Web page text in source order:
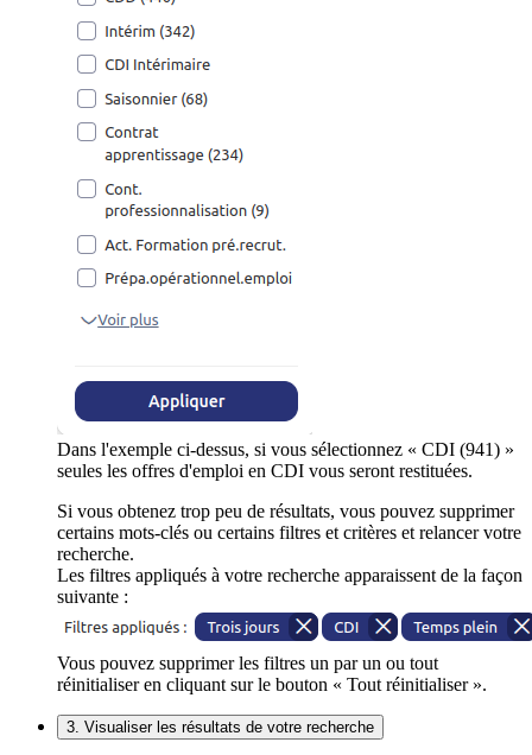
Dans l'exemple ci-dessus, si vous sélectionnez « CDI (941) »
seules les offres d'emploi en CDI vous seront restituées.
Si vous obtenez trop peu de résultats, vous pouvez supprimer
certains mots-clés ou certains filtres et critères et relancer votre
recherche.
Les filtres appliqués à votre recherche apparaissent de la façon
suivante :
Vous pouvez supprimer les filtres un par un ou tout
réinitialiser en cliquant sur le bouton « Tout réinitialiser ».
3. Visualiser les résultats de votre recherche